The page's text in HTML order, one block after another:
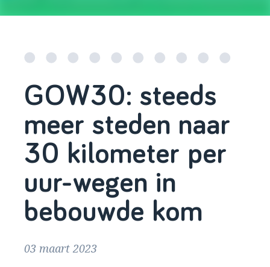
GOW30: steeds
meer steden naar
30 kilometer per
uur-wegen in
bebouwde kom
03 maart 2023